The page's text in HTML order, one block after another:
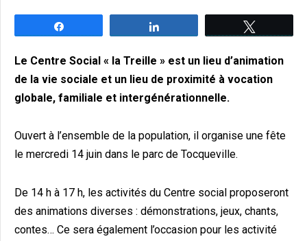
Le Centre Social « la Treille » est un lieu d’animation
de la vie sociale et un lieu de proximité à vocation
globale, familiale et intergénérationnelle.
Ouvert à l’ensemble de la population, il organise une fête
le mercredi 14 juin dans le parc de Tocqueville.
De 14 h à 17 h, les activités du Centre social proposeront
des animations diverses : démonstrations, jeux, chants,
contes… Ce sera également l’occasion pour les activité